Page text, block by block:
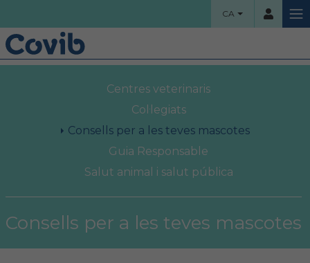
CA
Contrassenya
HOME
Centres veterinaris
Col·legiats
Consells per a les teves mascotes
Guia Responsable
Salut animal i salut pública
Consells per a les teves mascotes